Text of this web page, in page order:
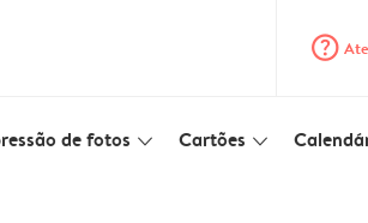
question_mark_circle
de fotos slim_arrow_down Cartões slim_arrow_down